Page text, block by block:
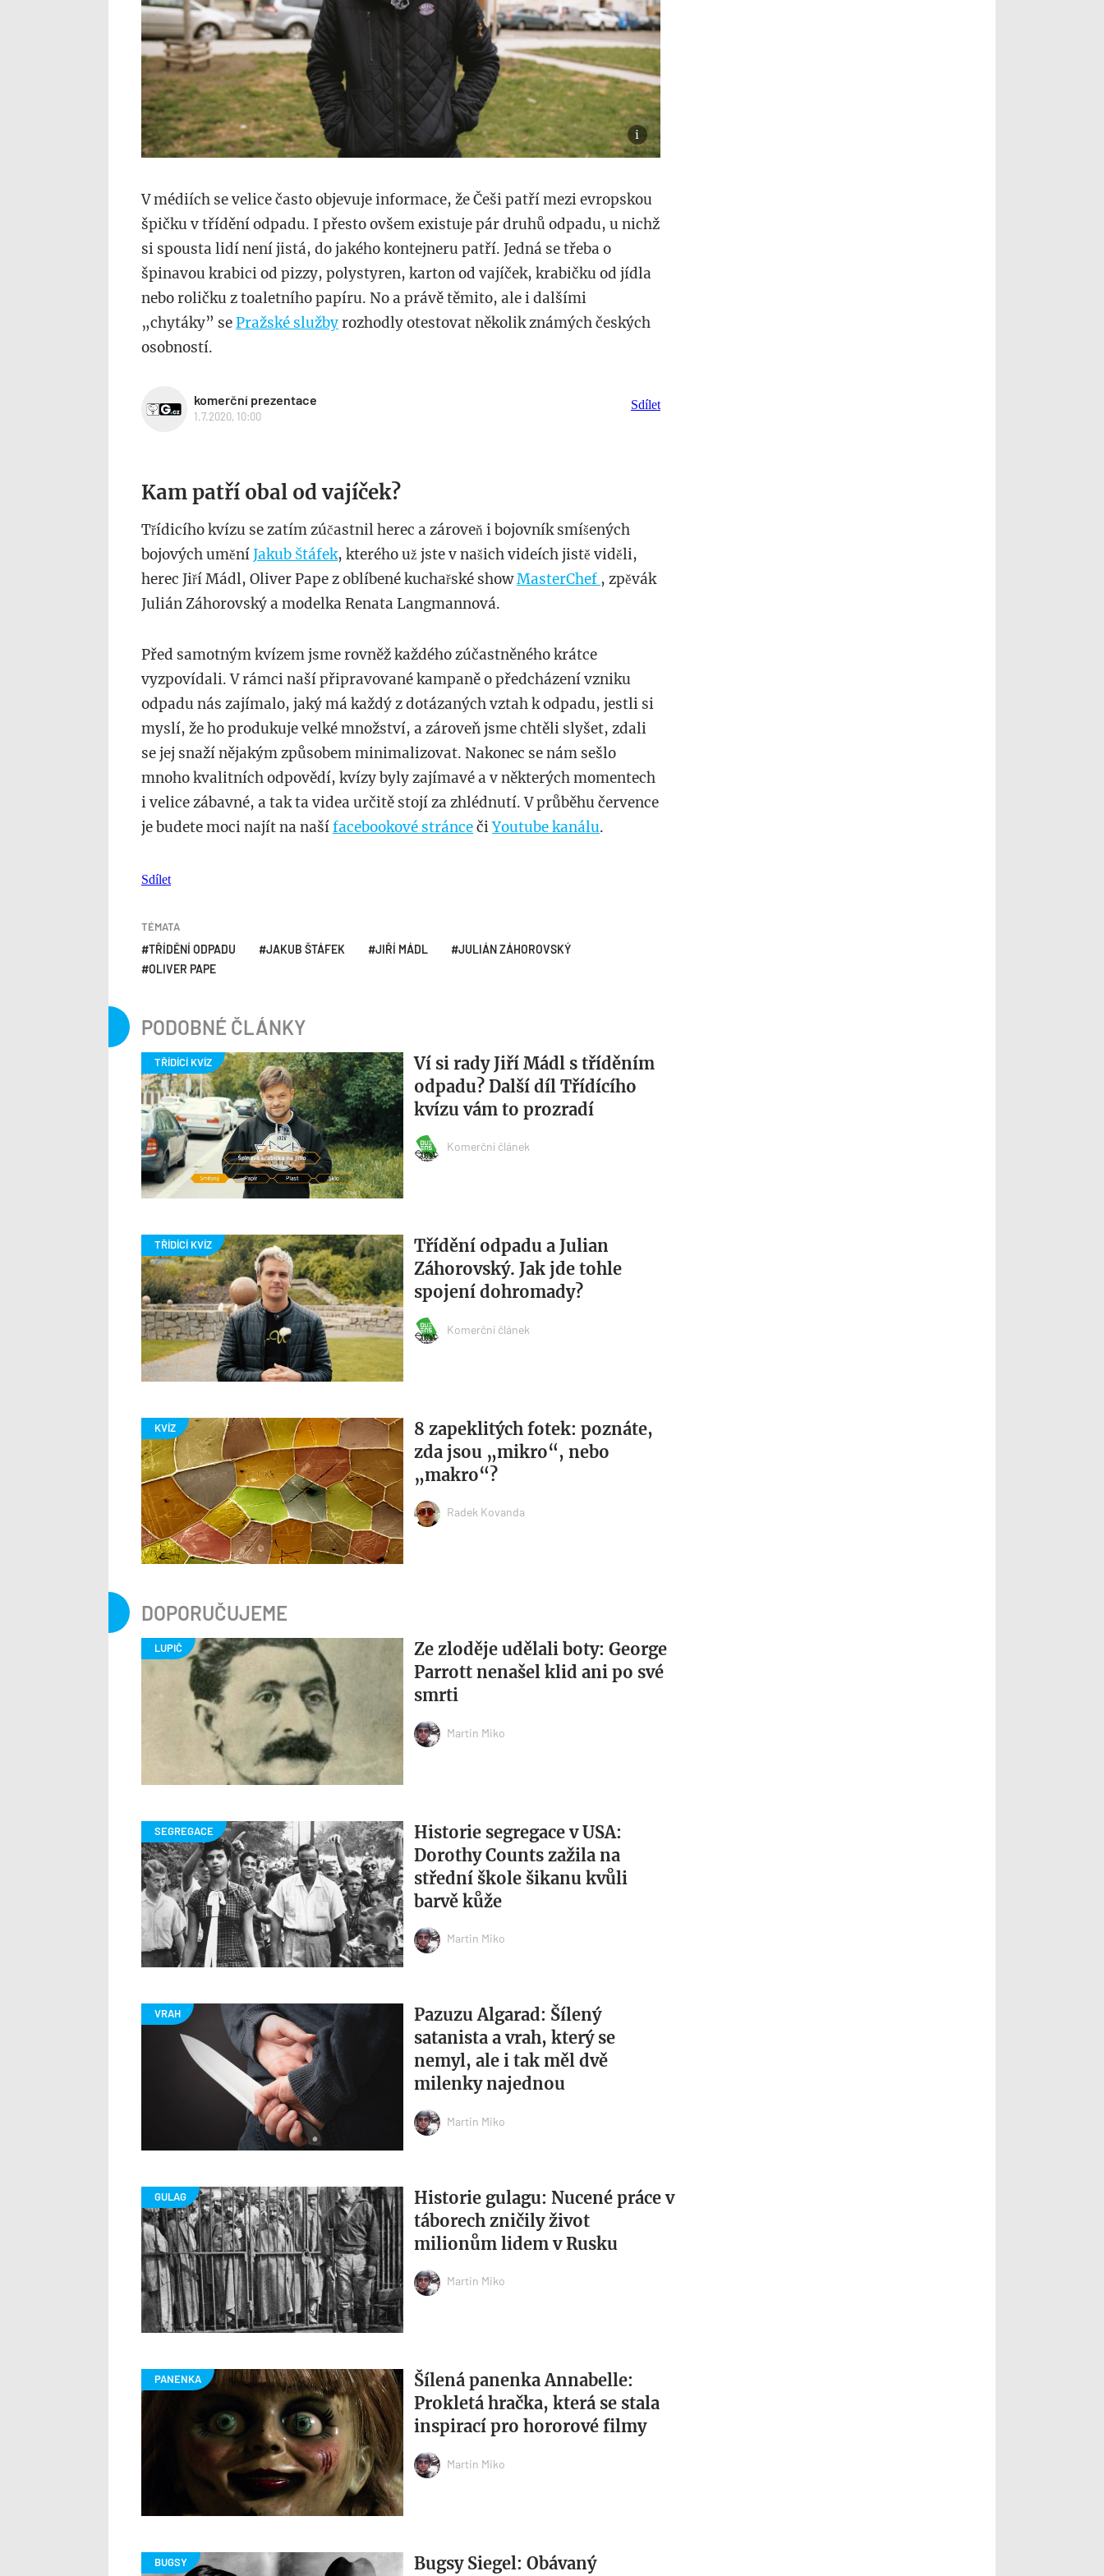
V médiích se velice často objevuje informace, že Češi patří mezi evropskou
špičku v třídění odpadu. I přesto ovšem existuje pár druhů odpadu, u nichž
si spousta lidí není jistá, do jakého kontejneru patří. Jedná se třeba o
špinavou krabici od pizzy, polystyren, karton od vajíček, krabičku od jídla
nebo roličku z toaletního papíru. No a právě těmito, ale i dalšími
„chytáky” sePražské službyrozhodly otestovat několik známých českých
osobností.
komerční prezentace
1.7.2020, 10:00
Sdílet
Kam patří obal od vajíček?
Třídicího kvízu se zatím zúčastnil herec a zároveň i bojovník smíšených
bojových uměníJakub Štáfek, kterého už jste v našich videích jistě viděli,
herec Jiří Mádl, Oliver Pape z oblíbené kuchařské showMasterChef , zpěvák
Julián Záhorovský a modelka Renata Langmannová.
Před samotným kvízem jsme rovněž každého zúčastněného krátce
vyzpovídali. V rámci naší připravované kampaně o předcházení vzniku
odpadu nás zajímalo, jaký má každý z dotázaných vztah k odpadu, jestli si
myslí, že ho produkuje velké množství, a zároveň jsme chtěli slyšet, zdali
se jej snaží nějakým způsobem minimalizovat. Nakonec se nám sešlo
mnoho kvalitních odpovědí, kvízy byly zajímavé a v některých momentech
i velice zábavné, a tak ta videa určitě stojí za zhlédnutí. V průběhu července
je budete moci najít na našífacebookové stráncečiYoutube kanálu.
Sdílet
TÉMATA
TŘÍDĚNÍ ODPADU JAKUB ŠTÁFEK JIŘÍ MÁDL
JULIÁN ZÁHOROVSKÝ
OLIVER PAPE
PODOBNÉ ČLÁNKY
Ví si rady Jiří Mádl s tříděním
odpadu? Další díl Třídícího
kvízu vám to prozradí
Komerční článek
Třídění odpadu a Julian
Záhorovský. Jak jde tohle
spojení dohromady?
Komerční článek
8 zapeklitých fotek: poznáte,
zda jsou „mikro“, nebo
„makro“?
Radek Kovanda
DOPORUČUJEME
Ze zloděje udělali boty: George
Parrott nenašel klid ani po své
smrti
Martin Miko
Historie segregace v USA:
Dorothy Counts zažila na
střední škole šikanu kvůli
barvě kůže
Martin Miko
Pazuzu Algarad: Šílený
satanista a vrah, který se
nemyl, ale i tak měl dvě
milenky najednou
Martin Miko
Historie gulagu: Nucené práce v
táborech zničily život
milionům lidem v Rusku
Martin Miko
Šílená panenka Annabelle:
Prokletá hračka, která se stala
inspirací pro hororové filmy
Martin Miko
Bugsy Siegel: Obávaný